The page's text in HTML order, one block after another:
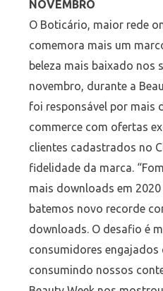
NOVEMBRO
O Boticário, maior rede
comemora mais um
beleza mais baixado nos
novembro, durante a
foi responsável por mais
commerce com ofertas
clientes cadastrados no
fidelidade da marca.
mais downloads em
batemos novo recorde
downloads. O desafio é
consumidores engajados
consumindo nossos